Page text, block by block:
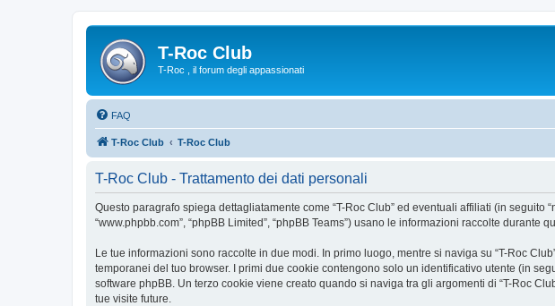
T-Roc Club
T-Roc , il forum degli appassionati
FAQ
T-Roc Club T-Roc Club
T-Roc Club - Trattamento dei dati personali
Questo paragrafo spiega dettagliatamente come “T-Roc Club” ed eventuali affiliati (in seguito
“www.phpbb.com”, “phpBB Limited”, “phpBB Teams”) usano le informazioni raccolte durante
Le tue informazioni sono raccolte in due modi. In primo luogo, mentre si naviga su “T-Roc
temporanei del tuo browser. I primi due cookie contengono solo un identificativo utente (in
software phpBB. Un terzo cookie viene creato quando si naviga tra gli argomenti di “T-Roc
tue visite future.